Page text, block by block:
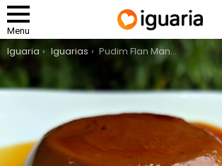
Menu
You are here:
Iguaria Iguarias Pudim Flan Mandarim de Chá Preto